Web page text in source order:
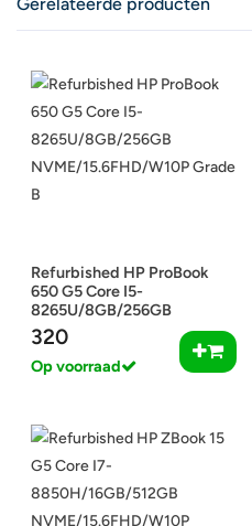
Gerelateerde producten
Refurbished HP ProBook
650 G5 Core I5-
8265U/8GB/256GB
NVME/15.6FHD/W10P
Grade B
320
Op voorraad